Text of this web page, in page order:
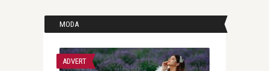
MODA
ADVERT